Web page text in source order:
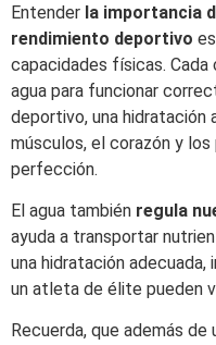
Entender la importancia
rendimiento deportivo
capacidades físicas.
agua para funcionar
deportivo, una hidratación
músculos, el corazón y
perfección.
El agua también regula
ayuda a transportar
una hidratación
un atleta de élite pueden
Recuerda, que además de